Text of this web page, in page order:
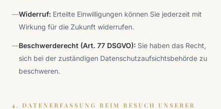
—Widerruf: Erteilte Einwilligungen können Sie jederzeit mit
Wirkung für die Zukunft widerrufen.
—Beschwerderecht (Art. 77 DSGVO): Sie haben das Recht,
sich bei der zuständigen Datenschutzaufsichtsbehörde zu
beschweren.
4. DATENERFASSUNG BEIM BESUCH UNSERER